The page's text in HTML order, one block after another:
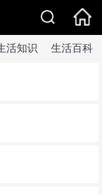
活知识 生活百科